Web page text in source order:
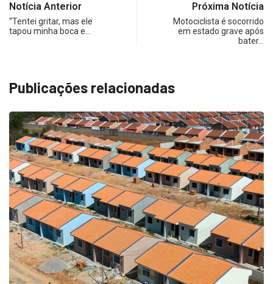
Notícia Anterior
“Tentei gritar, mas ele
tapou minha boca e…
Próxima Notícia
Motociclista é socorrido
em estado grave após
bater…
Publicações relacionadas